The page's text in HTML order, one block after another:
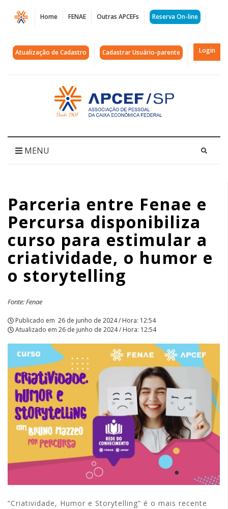
Página
Parceria
entre
Percursa
curso
a
criatividade,
o
humor
e
o
storytelling
|
APCEF/SP
Home FENAE Outras APCEFs Reserva On-line
Atualização de Cadastro Cadastrar Usuário-parente Login
Acessar
página
inicial
MENU
Parceria entre Fenae e
Percursa disponibiliza
curso para estimular a
criatividade, o humor e
o storytelling
Fonte: Fenae
Publicado em 26 de junho de 2024 / Hora: 12:54
Atualizado em 26 de junho de 2024 / Hora: 12:54
“Criatividade, Humor e Storytelling” é o mais recente